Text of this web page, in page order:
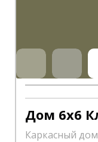
Дом 6х6
Каркасный